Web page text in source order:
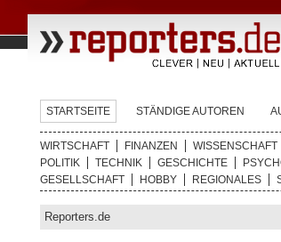
STARTSEITE STÄNDIGE AUTOREN
WIRTSCHAFT FINANZEN WISSENSCHAFT
POLITIK
TECHNIK GESCHICHTE
GESELLSCHAFT
HOBBY REGIONALES
Reporters.de